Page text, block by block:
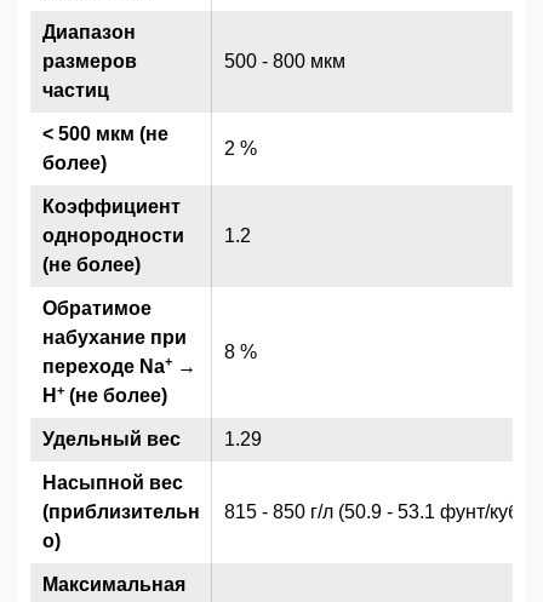
500 - 800 мкм
2 %
1.2
8 %
1.29
815 - 850 г/л (50.9 - 53.1 фунт/
Диапазон
размеров
частиц
< 500 мкм (не
более)
Коэффициент
однородности
(не более)
Обратимое
набухание при
переходе Na+ →
H + (не более)
Удельный вес
Насыпной вес
(приблизительн
о)
Максимальная